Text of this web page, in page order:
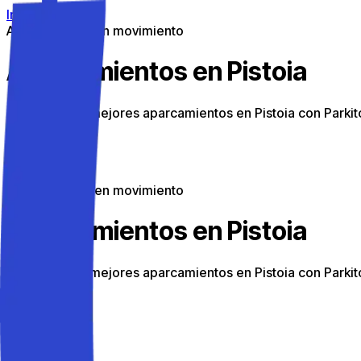
Ir al contenido
Aparcamiento en movimiento
Aparcamientos en Pistoia
Descubre los mejores aparcamientos en Pistoia con
Aparcamiento en movimiento
Aparcamientos en Pistoia
Descubre los mejores aparcamientos en Pistoia con